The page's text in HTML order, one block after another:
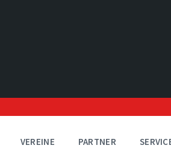
VEREINE PARTNER